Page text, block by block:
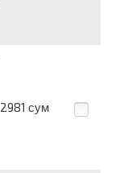
2981 сум